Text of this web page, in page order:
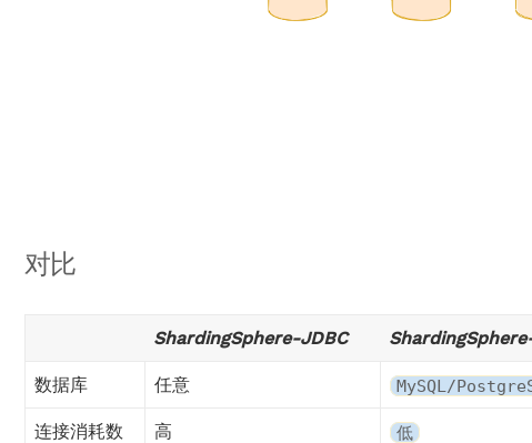
对比
ShardingSphere-JDBC
数据库 任意 MySQL/
连接消耗数 高 低